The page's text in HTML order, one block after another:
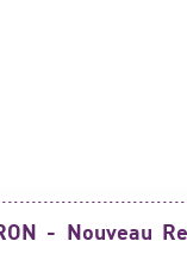
- Nouveau